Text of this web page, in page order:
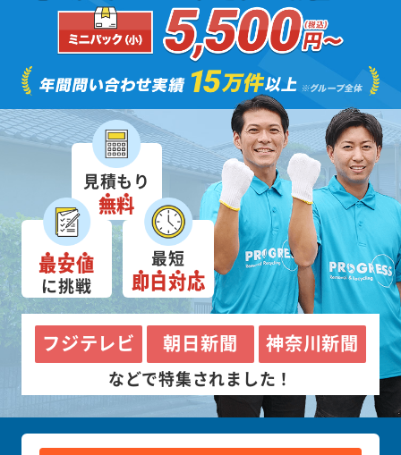
見積もり
無料
最安値
に挑戦
最短
即日対応
フジテレビ 朝日新聞 神奈川新聞
などで特集されました！